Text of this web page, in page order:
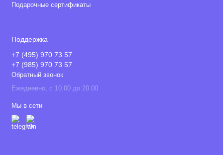
Подарочные сертификаты
Поддержка
+7 (495) 970 73 57
+7 (985) 970 73 57
Обратный звонок
Ежедневно, с 10.00 до 20.00
Мы в сети